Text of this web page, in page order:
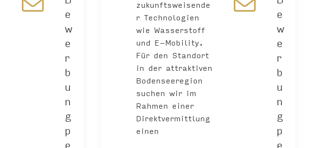
e
w
e
r
b
u
n
g
p
zukunftsweisende
r Technologien
wie Wasserstoff
und E-Mobility.
Für den Standort
in der attraktiven
Bodenseeregion
suchen wir im
Rahmen einer
Direktvermittlung
einen
e
w
e
r
b
u
n
g
p